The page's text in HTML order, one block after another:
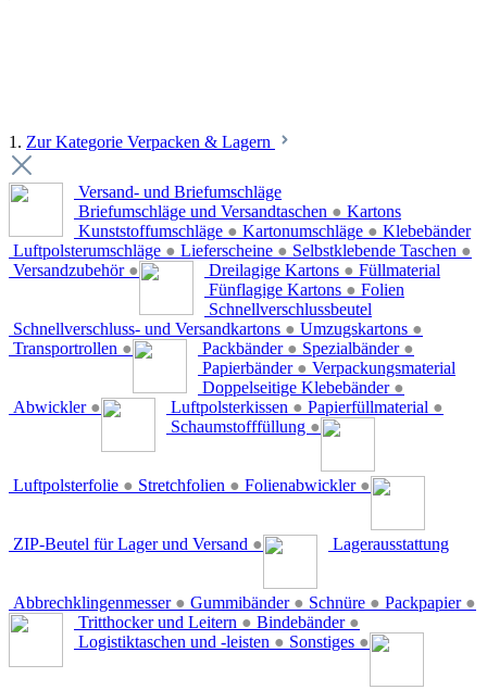
1. Zur Kategorie Verpacken & Lagern
Versand- und Briefumschläge
Briefumschläge und Versandtaschen ●
Kunststoffumschläge ● Kartonumschläge ●
Luftpolsterumschläge ● Lieferscheine ● Selbstklebende Taschen ●
Versandzubehör ●
Kartons
Dreilagige Kartons ●
Fünflagige Kartons ●
Schnellverschluss- und Versandkartons ● Umzugskartons ●
Transportrollen ●
Klebebänder
Packbänder ● Spezialbänder ●
Papierbänder ●
Doppelseitige Klebebänder ●
Abwickler ●
Füllmaterial
Luftpolsterkissen ● Papierfüllmaterial ●
Schaumstofffüllung ●
Folien
Luftpolsterfolie ● Stretchfolien ● Folienabwickler ●
Schnellverschlussbeutel
ZIP-Beutel für Lager und Versand ●
Verpackungsmaterial
Abbrechklingenmesser ● Gummibänder ● Schnüre ● Packpapier ●
Lagerausstattung
Tritthocker und Leitern ● Bindebänder ●
Logistiktaschen und -leisten ● Sonstiges ●